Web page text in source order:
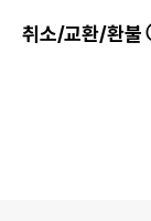
취소/교환/환불